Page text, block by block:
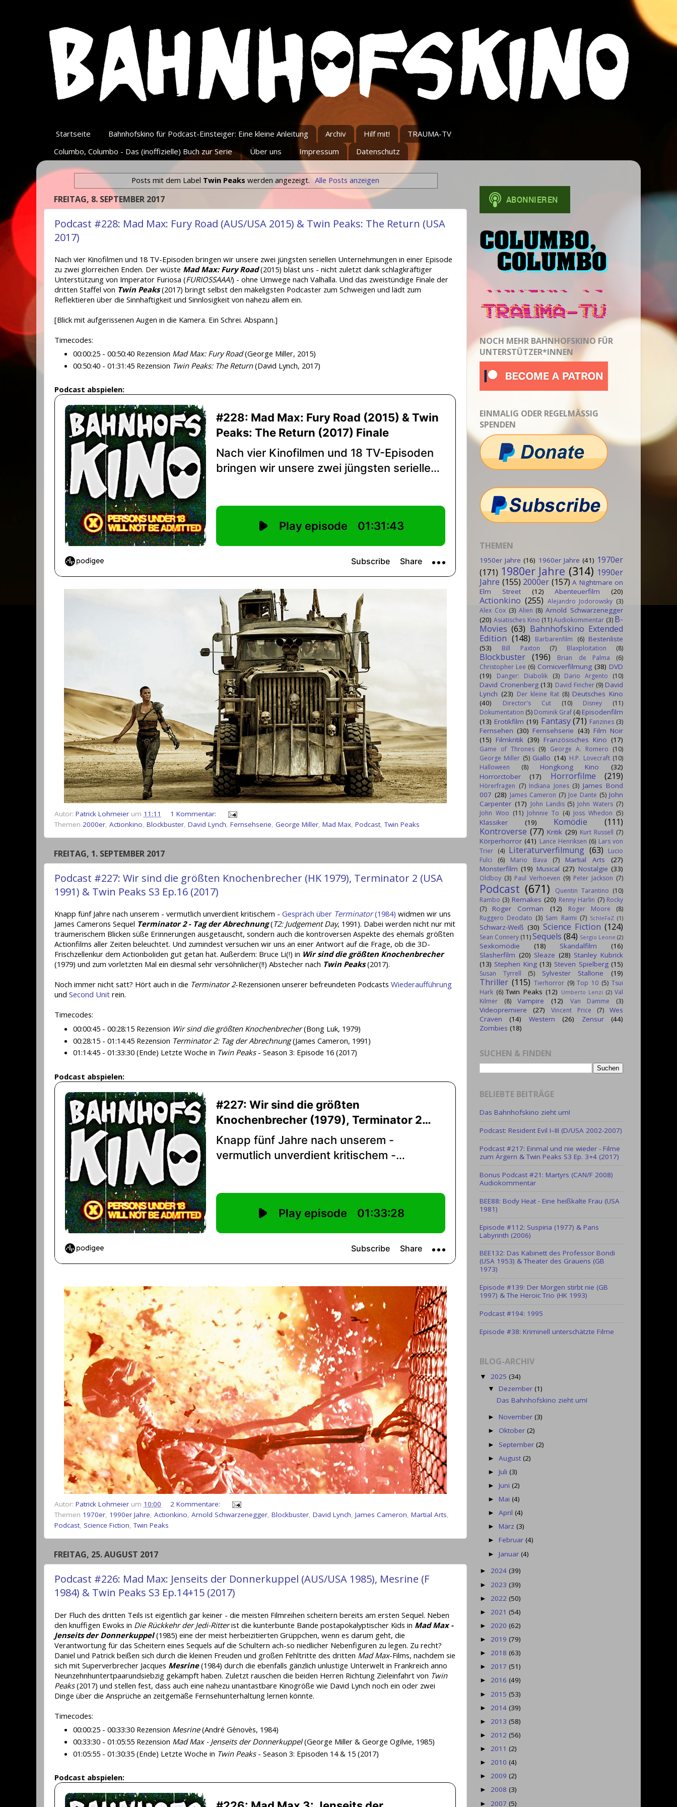
Startseite Bahnhofskino für Podcast-Einsteiger: Eine kleine Anleitung Archiv Hilf mit!
TRAUMA-TV
Columbo, Columbo - Das (inoffizielle) Buch zur Serie
Über uns Impressum Datenschutz
Posts mit dem Label Twin Peaks werden angezeigt. Alle Posts anzeigen
FREITAG, 8. SEPTEMBER 2017
Podcast #228: Mad Max: Fury Road (AUS/USA 2015) & Twin Peaks: The Return (USA
2017)
Nach vier Kinofilmen und 18 TV-Episoden bringen wir unsere zwei jüngsten seriellen Unternehmungen in einer Episode
zu zwei glorreichen Enden. Der wüste Mad Max: Fury Road(2015) bläst uns - nicht zuletzt dank schlagkräftiger
Unterstützung von Imperator Furiosa (FURIOSSAAA!) - ohne Umwege nach Valhalla. Und das zweistündige Finale der
dritten Staffel von Twin Peaks(2017) bringt selbst den mäkeligsten Podcaster zum Schweigen und lädt zum
Reflektieren über die Sinnhaftigkeit und Sinnlosigkeit von nahezu allem ein.
[Blick mit aufgerissenen Augen in die Kamera. Ein Schrei. Abspann.]
Timecodes:
00:00:25 - 00:50:40 Rezension Mad Max: Fury Road(George Miller, 2015)
00:50:40 - 01:31:45 Rezension Twin Peaks: The Return (David Lynch, 2017)
Podcast abspielen:
Autor: Patrick Lohmeier um 11:11
1 Kommentar:
Themen 2000er, Actionkino, Blockbuster, David Lynch, Fernsehserie, George Miller, Mad Max, Podcast,Twin Peaks
FREITAG, 1. SEPTEMBER 2017
Podcast #227: Wir sind die größten Knochenbrecher (HK 1979), Terminator 2 (USA
1991) & Twin Peaks S3 Ep.16 (2017)
Knapp fünf Jahre nach unserem - vermutlich unverdient kritischem - Gespräch über Terminator(1984) widmen wir uns
James Camerons Sequel Terminator 2 - Tag der Abrechnung(T2: Judgement Day, 1991). Dabei werden nicht nur mit
träumerischem Blicken süße Erinnerungen ausgetauscht, sondern auch die kontroversen Aspekte des ehemals größten
Actionfilms aller Zeiten beleuchtet. Und zumindest versuchen wir uns an einer Antwort auf die Frage, ob die 3D-
Frischzellenkur dem Actionboliden gut getan hat. Außerdem: Bruce Li(!) in Wir sind die größten Knochenbrecher
(1979) und zum vorletzten Mal ein diesmal sehr versöhnlicher(!!) Abstecher nach Twin Peaks(2017).
Noch immer nicht satt? Hört auch in die Terminator 2-Rezensionen unserer befreundeten Podcasts Wiederaufführung
und Second Unit rein.
Timecodes:
00:00:45 - 00:28:15 Rezension Wir sind die größten Knochenbrecher(Bong Luk, 1979)
00:28:15 - 01:14:45 Rezension Terminator 2: Tag der Abrechnung (James Cameron, 1991)
01:14:45 - 01:33:30 (Ende) Letzte Woche in Twin Peaks- Season 3: Episode 16 (2017)
Podcast abspielen:
Autor: Patrick Lohmeier um 10:00
2 Kommentare:
Themen 1970er, 1990er Jahre, Actionkino, Arnold Schwarzenegger, Blockbuster, David Lynch, James Cameron, Martial Arts,
Podcast, Science Fiction,Twin Peaks
FREITAG, 25. AUGUST 2017
Podcast #226: Mad Max: Jenseits der Donnerkuppel (AUS/USA 1985), Mesrine (F
1984) & Twin Peaks S3 Ep.14+15 (2017)
Der Fluch des dritten Teils ist eigentlich gar keiner - die meisten Filmreihen scheitern bereits am ersten Sequel. Neben
den knuffigen Ewoks in Die Rückkehr der Jedi-Ritterist die kunterbunte Bande postapokalyptischer Kids in Mad Max -
Jenseits der Donnerkuppel(1985) eine der meist herbeizitierten Grüppchen, wenn es darum geht, die
Verantwortung für das Scheitern eines Sequels auf die Schultern ach-so niedlicher Nebenfiguren zu legen. Zu recht?
Daniel und Patrick beißen sich durch die kleinen Freuden und großen Fehltritte des dritten Mad Max-Films, nachdem sie
sich mit Superverbrecher Jacques Mesrine(1984) durch die ebenfalls gänzlich unlustige Unterwelt in Frankreich anno
Neunzehnhuntertpaarundsiebzig gekämpft haben. Zuletzt rauschen die beiden Herren Richtung Zieleinfahrt von Twin
Peaks(2017) und stellen fest, dass auch eine nahezu unantastbare Kinogröße wie David Lynch noch ein oder zwei
Dinge über die Ansprüche an zeitgemäße Fernsehunterhaltung lernen könnte.
Timecodes:
00:00:25 - 00:33:30 Rezension Mesrine(André Génovès, 1984)
00:33:30 - 01:05:55 Rezension Mad Max - Jenseits der Donnerkuppel (George Miller & George Ogilvie, 1985)
01:05:55 - 01:30:35 (Ende) Letzte Woche in Twin Peaks- Season 3: Episoden 14 & 15 (2017)
Podcast abspielen:
NOCH MEHR BAHNHOFSKINO FÜR
UNTERSTÜTZER*INNEN
EINMALIG ODER REGELMÄSSIG S
PENDEN
THEMEN
1950er Jahre (16) 1960er Jahre (41) 1970er
(171) 1980er Jahre (314) 1990er
Jahre (155) 2000er (157) A Nightmare on
Elm Street
(12) Abenteuerfilm (20)
Actionkino (255) Alejandro Jodorowsky (3)
Alex Cox (3) Alien (8) Arnold Schwarzenegger
(20) Asiatisches Kino (11)Audiokommentar (3) B-
Movies (63) Bahnhofskino Extended
Edition (148) Barbarenfilm (6) Bestenliste
(53)
Bill Paxton (7) Blaxploitation (8)
Blockbuster (196) Brian de Palma
(6)
Christopher Lee (6) Comicverfilmung (38) DVD
(19)
Danger: Diabolik (3) Dario Argento (10)
David Cronenberg (13) David Fincher (9) David
Lynch (23) Der kleine Rat (8) Deutsches Kino
(40)
Director's Cut (10) Disney
(11)
Dokumentation (5) Dominik Graf (4) Episodenfilm
(13) Erotikfilm (19) Fantasy (71) Fanzines (3)
Fernsehen (30) Fernsehserie (43) Film Noir
(15) Filmkritik (39) Französisches Kino (17)
Game of Thrones (9) George A. Romero (10)
George Miller (5) Giallo (14) H.P. Lovecraft (10)
Halloween
(8) Hongkong Kino
(32)
Horrorctober
(17) Horrorfilme (219)
Hörerfragen (7) Indiana Jones (3) James Bond
007 (28) James Cameron (7) Joe Dante (5) John
Carpenter (17) John Landis (5) John Waters (7)
John Woo (11) Johnnie To (4) Joss Whedon (5)
Klassiker (19) Komödie
(111)
Kontroverse (77) Kritik (29) Kurt Russell (7)
Körperhorror (41) Lance Henriksen (6) Lars von
Trier (4) Literaturverfilmung (63)
Lucio
Fulci
(6) Mario Bava (7) Martial Arts
(27)
Monsterfilm (19) Musical (27) Nostalgie (33)
Oldboy (3) Paul Verhoeven (9) Peter Jackson (7)
Podcast (671) Quentin Tarantino (10)
Rambo (3) Remakes (20) Renny Harlin (7) Rocky
(7)
Roger Corman (12) Roger Moore
(8)
Ruggero Deodato (3) Sam Raimi (7) SchleFaZ (1)
Schwarz-Weiß (30) Science Fiction (124)
Sean Connery (11)Sequels (84) Sergio Leone (2)
Sexkomödie (18) Skandalfilm
(16)
Slasherfilm (20) Sleaze (28) Stanley Kubrick
(13) Stephen King (13) Steven Spielberg (15)
Susan Tyrrell (5) Sylvester Stallone (19)
Thriller (115) Tierhorror (9) Top 10 (5) Tsui
Hark (6) Twin Peaks (12) Umberto Lenzi (2) Val
Kilmer
(8) Vampire (12) Van Damme (3)
Videopremiere (27) Vincent Price (7)
Wes
Craven
(14) Western (26) Zensur
(44)
Zombies (18)
SUCHEN & FINDEN
BELIEBTE BEITRÄGE
Das Bahnhofskino zieht um!
Podcast: Resident Evil I–III (D/USA 2002-2007)
Podcast #217: Einmal und nie wieder - Filme
zum Ärgern & Twin Peaks S3 Ep. 3+4 (2017)
Bonus Podcast #21: Martyrs (CAN/F 2008)
Audiokommentar
BEE88: Body Heat - Eine heißkalte Frau (USA
1981)
Episode #112: Suspiria (1977) & Pans
Labyrinth (2006)
BEE132: Das Kabinett des Professor Bondi
(USA 1953) & Theater des Grauens (GB
1973)
Episode #139: Der Morgen stirbt nie (GB
1997) & The Heroic Trio (HK 1993)
Podcast #194: 1995
Episode #38: Kriminell unterschätzte Filme
BLOG-ARCHIV
▼ 2025 (34)
▼ Dezember(1)
Das Bahnhofskino zieht um!
► November(3)
► Oktober(2)
► September(2)
►August(2)
► Juli(3)
► Juni(2)
► Mai(4)
►April(4)
► März(3)
► Februar(4)
► Januar(4)
► 2024 (39)
► 2023 (39)
► 2022 (50)
► 2021 (54)
► 2020 (62)
► 2019 (79)
► 2018 (63)
► 2017 (51)
► 2016 (49)
► 2015 (53)
► 2014 (39)
► 2013 (58)
► 2012 (56)
► 2011 (2)
► 2010 (4)
► 2009 (2)
► 2008 (3)
► 2007 (5)